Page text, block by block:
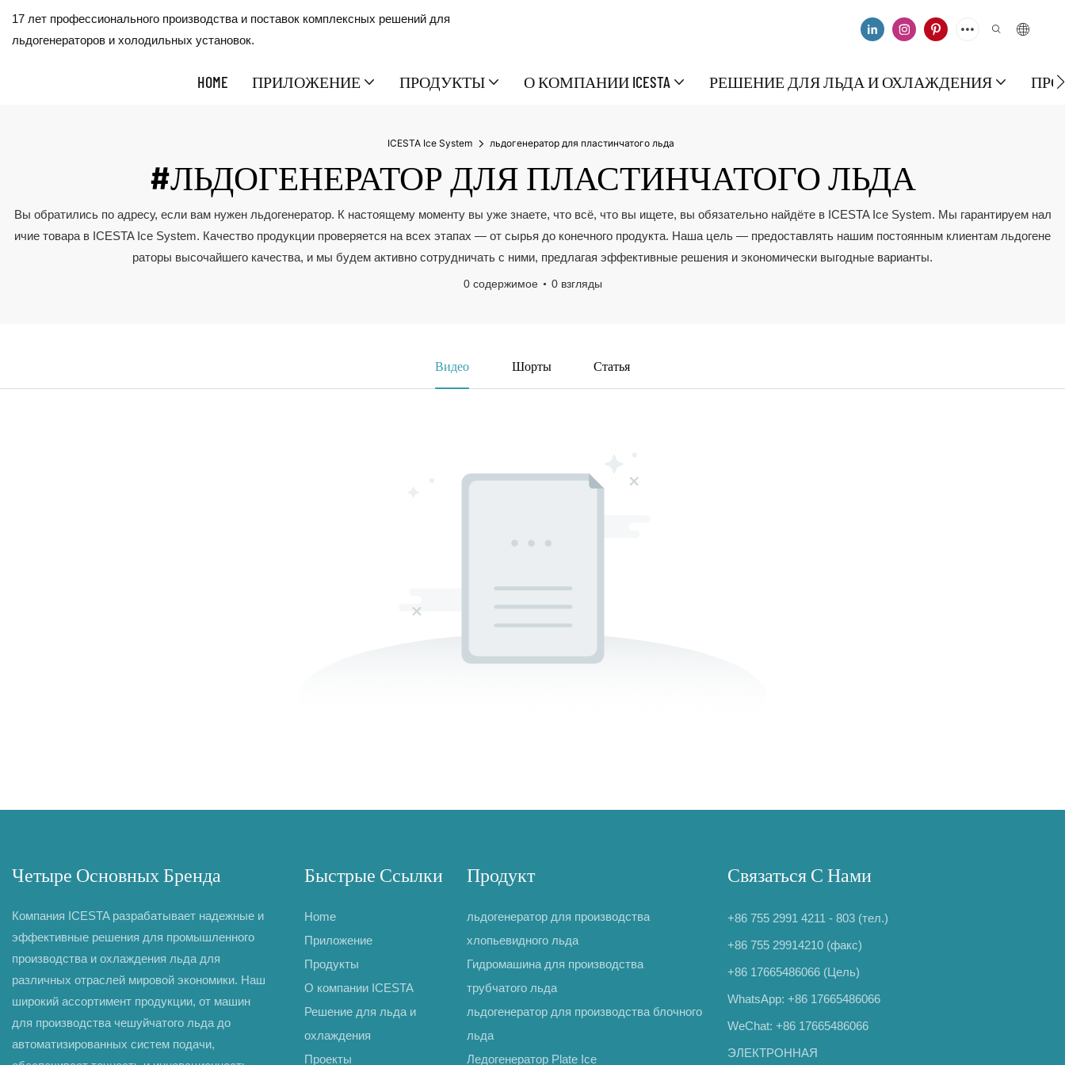
17 лет профессионального производства и поставок комплексных решений для
льдогенераторов и холодильных установок.
HOME ПРИЛОЖЕНИЕ ПРОДУКТЫ О КОМПАНИИ ICESTA РЕШЕНИЕ ДЛЯ ЛЬДА И ОХЛАЖДЕНИЯ
ICESTA Ice System льдогенератор для пластинчатого льда
#ЛЬДОГЕНЕРАТОР ДЛЯ ПЛАСТИНЧАТОГО ЛЬДА
Вы обратились по адресу, если вам нужен льдогенератор. К настоящему моменту вы уже знаете, что всё, что вы ищете, вы обязательно найдёте в ICESTA Ice System. Мы гарантируем нал
ичие товара в ICESTA Ice System. Качество продукции проверяется на всех этапах — от сырья до конечного продукта. Наша цель — предоставлять нашим постоянным клиентам льдогене
раторы высочайшего качества, и мы будем активно сотрудничать с ними, предлагая эффективные решения и экономически выгодные варианты.
0 содержимое 0 взгляды
Видео Шорты Статья
Четыре Основных Бренда
Компания ICESTA разрабатывает надежные и
эффективные решения для промышленного
производства и охлаждения льда для
различных отраслей мировой экономики. Наш
широкий ассортимент продукции, от машин
для производства чешуйчатого льда до
автоматизированных систем подачи,
Быстрые Ссылки
Home
Приложение
Продукты
О компании ICESTA
Решение для льда и
охлаждения
Проекты
Продукт
льдогенератор для производства
хлопьевидного льда
Гидромашина для производства
трубчатого льда
льдогенератор для производства блочного
льда
Ледогенератор Plate Ice
Связаться С Нами
+86 755 2991 4211 - 803 (тел.)
+86 755 29914210 (факс)
+86 17665486066 (Цель)
WhatsApp: +86 17665486066
WeChat: +86 17665486066
ЭЛЕКТРОННАЯ